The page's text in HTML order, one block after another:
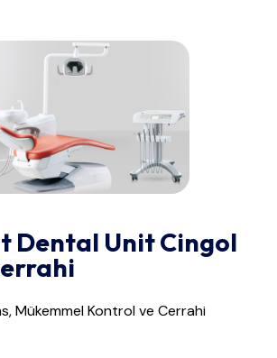
Dental Unit Cingol
Mükemmel Kontrol ve Cerrahi